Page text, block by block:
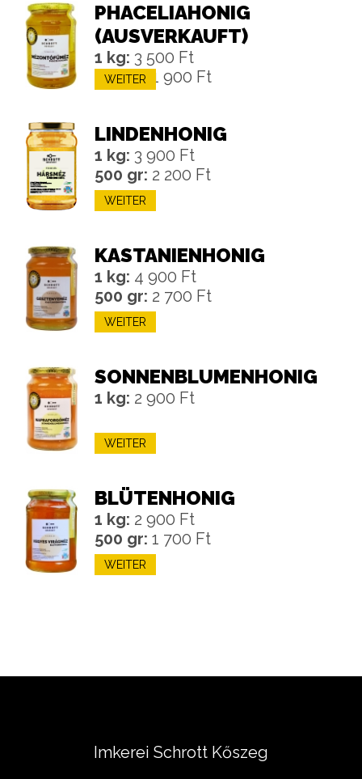
PHACELIAHONIG
(AUSVERKAUFT)
1 kg: 3 500 Ft
500 gr: 1 900 Ft
WEITER
LINDENHONIG
1 kg: 3 900 Ft
500 gr: 2 200 Ft
WEITER
KASTANIENHONIG
1 kg: 4 900 Ft
500 gr: 2 700 Ft
WEITER
SONNENBLUMENHONIG
1 kg: 2 900 Ft
WEITER
BLÜTENHONIG
1 kg: 2 900 Ft
500 gr: 1 700 Ft
WEITER
Imkerei Schrott Kőszeg